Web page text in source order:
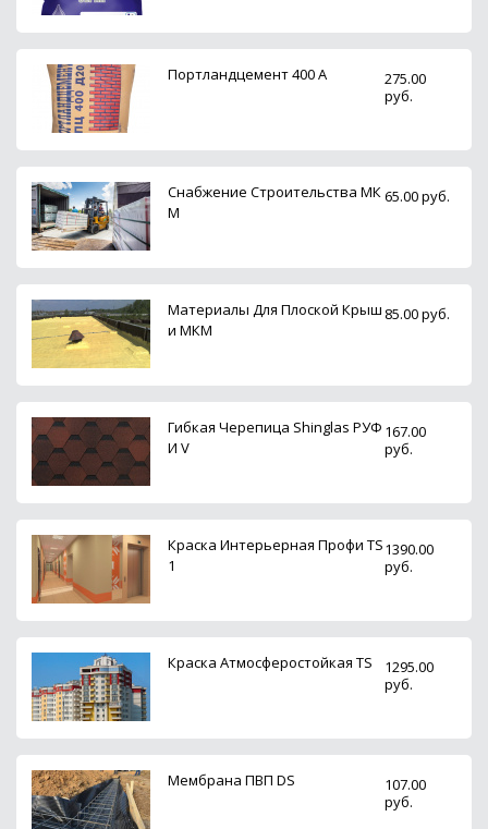
Портландцемент 400 А
275.00
руб.
Снабжение Строительства МК
М
65.00 руб.
Материалы Для Плоской Крыш
и МКМ
85.00 руб.
Гибкая Черепица Shinglas РУФ
И V
167.00
руб.
Краска Интерьерная Профи TS
1
1390.00
руб.
Краска Атмосферостойкая TS
1295.00
руб.
Мембрана ПВП DS
107.00
руб.